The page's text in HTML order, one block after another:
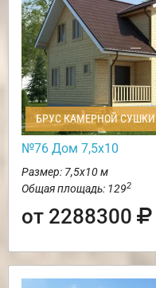
БРУС КАМЕРНОЙ СУШКИ
№76 Дом 7,5х10
Размер: 7,5х10 м
Общая площадь: 1292
от 2288300